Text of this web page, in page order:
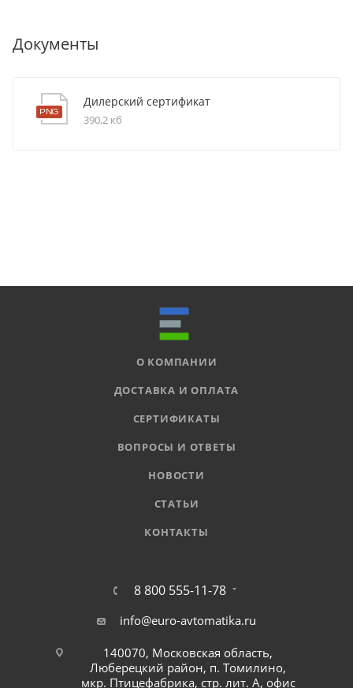
Документы
Дилерский сертификат
390,2 кб
О КОМПАНИИ
ДОСТАВКА И ОПЛАТА
СЕРТИФИКАТЫ
ВОПРОСЫ И ОТВЕТЫ
НОВОСТИ
СТАТЬИ
КОНТАКТЫ
8 800 555-11-78
info@euro-avtomatika.ru
140070, Московская область,
Люберецкий район, п. Томилино,
мкр. Птицефабрика, стр. лит. А, офис